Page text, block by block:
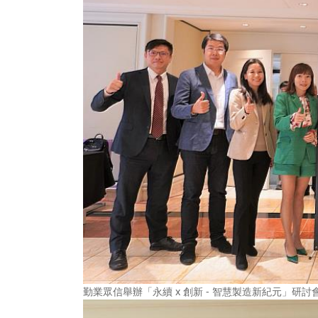
勤業眾信舉辦「永續 x 創新 - 智慧製造新紀元」研討